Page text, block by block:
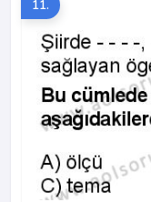
11.